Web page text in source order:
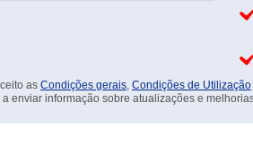
as Condições gerais, Condições de Utilização
a enviar informação sobre atualizações e